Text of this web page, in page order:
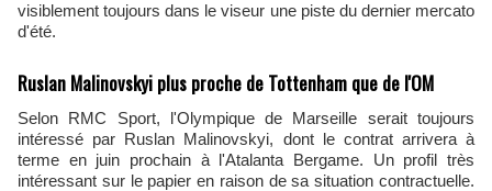
visiblement toujours dans le viseur une piste du dernier mercato
d'été.
Ruslan Malinovskyi plus proche de Tottenham que de l'OM
Selon RMC Sport, l'Olympique de Marseille serait toujours
intéressé par Ruslan Malinovskyi, dont le contrat arrivera à
terme en juin prochain à l'Atalanta Bergame. Un profil très
intéressant sur le papier en raison de sa situation contractuelle.